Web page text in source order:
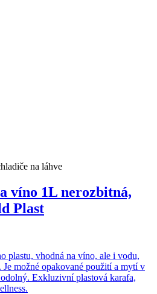
na láhve
víno 1L nerozbitná,
Plast
plastu, vhodná na víno, ale i vodu,
možné opakované použití a mytí v
Exkluzivní plastová karafa,